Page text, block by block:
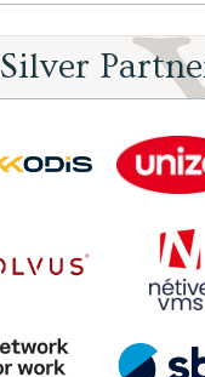
Silver